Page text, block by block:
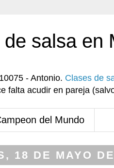
salsa en
- Antonio. Clases de
falta acudir en pareja
del Mundo
18 DE MAYO